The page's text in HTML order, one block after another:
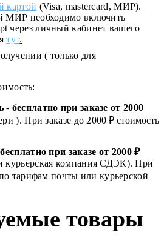
картой (Visa, mastercard, МИР).
МИР необходимо включить
через личный кабинет вашего
тут.
( только для
- бесплатно при заказе от 2000
). При заказе до 2000 ₽ стоимость
бесплатно при заказе от 2000 ₽
курьерская компания СДЭК). При
тарифам почты или курьерской
товары